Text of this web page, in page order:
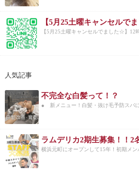
【5月25土曜キャンセルで
【5月25土曜キャンセルでました☆】12
人気記事
不完全な白髪って！？
● 新メニュー！白髪・抜け毛予防スパ
ラムデリカ2期生募集！！2
横浜元町にオープンして15年！初期メン